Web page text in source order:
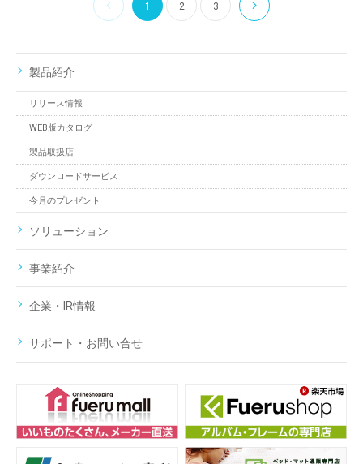
1 2 3
製品紹介
リリース情報
WEB版カタログ
製品取扱店
ダウンロードサービス
今月のプレゼント
ソリューション
事業紹介
企業・IR情報
サポート・お問い合せ